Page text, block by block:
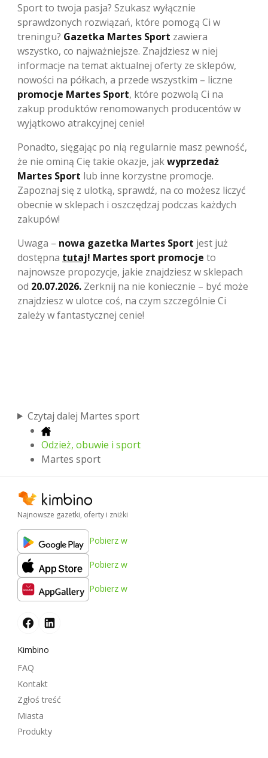
Sport to twoja pasja? Szukasz wyłącznie
sprawdzonych rozwiązań, które pomogą Ci w
treningu? Gazetka Martes Sport zawiera
wszystko, co najważniejsze. Znajdziesz w niej
informacje na temat aktualnej oferty ze sklepów,
nowości na półkach, a przede wszystkim – liczne
promocje Martes Sport, które pozwolą Ci na
zakup produktów renomowanych producentów w
wyjątkowo atrakcyjnej cenie!
Ponadto, sięgając po nią regularnie masz pewność,
że nie ominą Cię takie okazje, jakwyprzedaż
Martes Sport lub inne korzystne promocje.
Zapoznaj się z ulotką, sprawdź, na co możesz liczyć
obecnie w sklepach i oszczędzaj podczas każdych
zakupów!
Uwaga – nowa gazetka Martes Sport jest już
dostępna tutaj! Martes sport promocje to
najnowsze propozycje, jakie znajdziesz w sklepach
od 20.07.2026. Zerknij na nie koniecznie – być może
znajdziesz w ulotce coś, na czym szczególnie Ci
zależy w fantastycznej cenie!
Czytaj dalej Martes sport
Odzież, obuwie i sport
Martes sport
Najnowsze gazetki, oferty i zniżki
Pobierz w
Pobierz w
Pobierz w
Kimbino
FAQ
Kontakt
Zgłoś treść
Miasta
Produkty